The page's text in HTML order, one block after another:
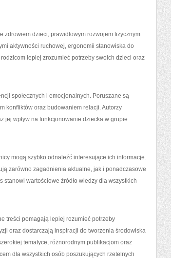
zdrowiem dzieci, prawidłowym rozwojem fizycznym
aktywności ruchowej, ergonomii stanowiska do
lepiej zrozumieć potrzeby swoich dzieci oraz
społecznych i emocjonalnych. Poruszane są
konfliktów oraz budowaniem relacji. Autorzy
wpływ na funkcjonowanie dziecka w grupie
mogą szybko odnaleźć interesujące ich informacje.
zarówno zagadnienia aktualne, jak i ponadczasowe
wartościowe źródło wiedzy dla wszystkich
treści pomagają lepiej rozumieć potrzeby
oraz dostarczają inspiracji do tworzenia środowiska
tematyce, różnorodnym publikacjom oraz
dla wszystkich osób poszukujących rzetelnych